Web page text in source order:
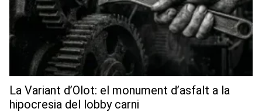
La Variant d’Olot: el monument d’asfalt a la
hipocresia del lobby carni